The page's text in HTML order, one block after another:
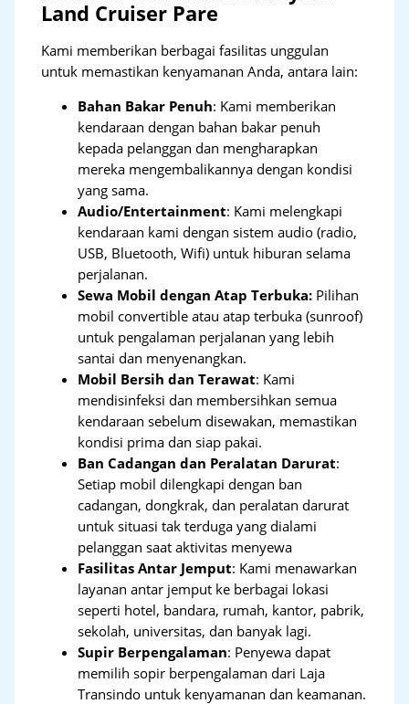
Land Cruiser Pare
Kami memberikan berbagai fasilitas unggulan
untuk memastikan kenyamanan Anda, antara lain:
Bahan Bakar Penuh: Kami memberikan
kendaraan dengan bahan bakar penuh
kepada pelanggan dan mengharapkan
mereka mengembalikannya dengan kondisi
yang sama.
Audio/Entertainment: Kami melengkapi
kendaraan kami dengan sistem audio (radio,
USB, Bluetooth, Wifi) untuk hiburan selama
perjalanan.
Sewa Mobil dengan Atap Terbuka: Pilihan
mobil convertible atau atap terbuka (sunroof)
untuk pengalaman perjalanan yang lebih
santai dan menyenangkan.
Mobil Bersih dan Terawat: Kami
mendisinfeksi dan membersihkan semua
kendaraan sebelum disewakan, memastikan
kondisi prima dan siap pakai.
Ban Cadangan dan Peralatan Darurat:
Setiap mobil dilengkapi dengan ban
cadangan, dongkrak, dan peralatan darurat
untuk situasi tak terduga yang dialami
pelanggan saat aktivitas menyewa
Fasilitas Antar Jemput: Kami menawarkan
layanan antar jemput ke berbagai lokasi
seperti hotel, bandara, rumah, kantor, pabrik,
sekolah, universitas, dan banyak lagi.
Supir Berpengalaman: Penyewa dapat
memilih sopir berpengalaman dari Laja
Transindo untuk kenyamanan dan keamanan.